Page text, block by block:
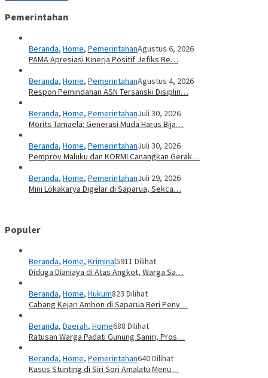
Pemerintahan
Beranda, Home, PemerintahanAgustus 6, 2026
PAMA Apresiasi Kinerja Positif Jefiks Be…
Beranda, Home, PemerintahanAgustus 4, 2026
Respon Pemindahan ASN Tersanski Disiplin…
Beranda, Home, PemerintahanJuli 30, 2026
Morits Tamaela: Generasi Muda Harus Bija…
Beranda, Home, PemerintahanJuli 30, 2026
Pemprov Maluku dan KORMI Canangkan Gerak…
Beranda, Home, PemerintahanJuli 29, 2026
Mini Lokakarya Digelar di Saparua, Sekca…
Populer
Beranda, Home, Kriminal5911 Dilihat
Diduga Dianiaya di Atas Angkot, Warga Sa…
Beranda, Home, Hukum823 Dilihat
Cabang Kejari Ambon di Saparua Beri Peny…
Beranda, Daerah, Home688 Dilihat
Ratusan Warga Padati Gunung Saniri, Pros…
Beranda, Home, Pemerintahan640 Dilihat
Kasus Stunting di Siri Sori Amalatu Menu…